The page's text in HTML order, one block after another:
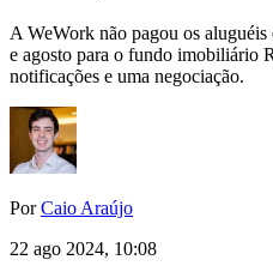
A WeWork não pagou os
e agosto para o fundo imobiliário
notificações e uma negociação.
PorCaio Araújo
22 ago 2024, 10:08